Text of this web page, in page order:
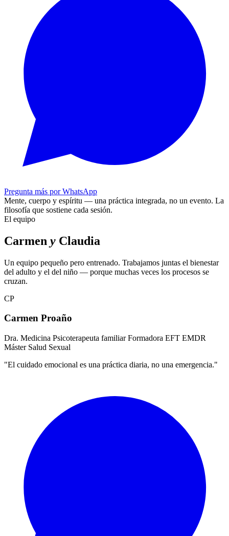
Pregunta más por WhatsApp
Mente, cuerpo y espíritu — una práctica integrada, no un evento. La
filosofía que sostiene cada sesión.
El equipo
Carmen y Claudia
Un equipo pequeño pero entrenado. Trabajamos juntas el bienestar
del adulto y el del niño — porque muchas veces los procesos se
cruzan.
CP
Carmen Proaño
Dra. Medicina Psicoterapeuta familiar Formadora EFT EMDR
Máster Salud Sexual
"El cuidado emocional es una práctica diaria, no una emergencia."